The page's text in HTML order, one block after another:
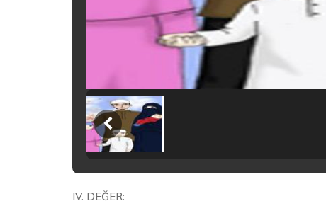
IV. DEĞER: